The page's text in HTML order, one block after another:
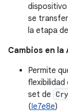
dispositivo
se
la etapa
Cambios en la
Permite
set de
(Ie7e8e)